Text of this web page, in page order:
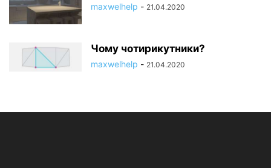
maxwelhelp - 21.04.2020
Чому чотирикутники?
maxwelhelp - 21.04.2020